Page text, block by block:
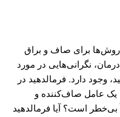
روش‌ها برای صاف و براق
نگرانی‌هایی در مورد
وجود دارد. فرمالدهید در
عامل صاف‌کننده و
بی‌خطر است؟ آیا فرمالدهید